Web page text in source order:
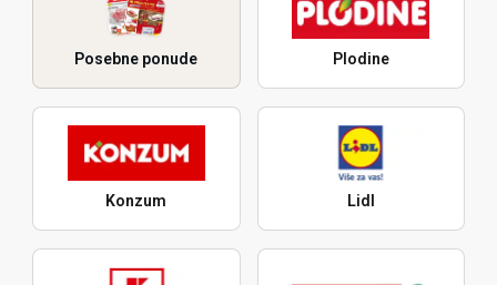
Posebne ponude Plodine
Konzum Lidl